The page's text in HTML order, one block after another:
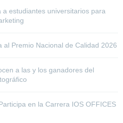
estudiantes universitarios para
al Premio Nacional de Calidad 2026
a las y los ganadores del
en la Carrera IOS OFFICES